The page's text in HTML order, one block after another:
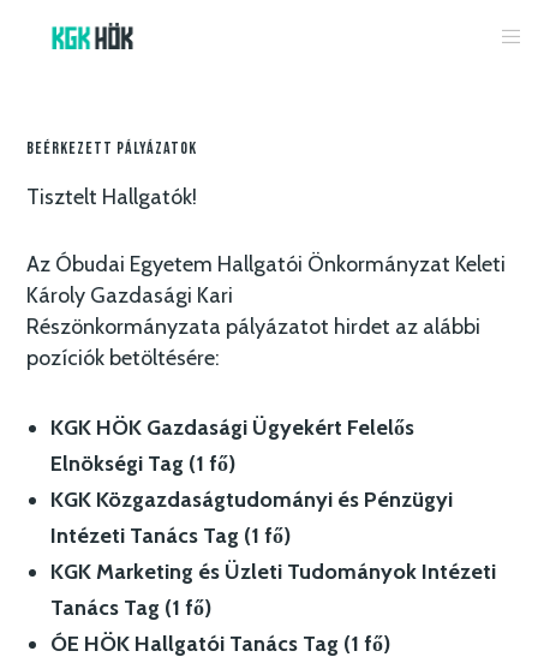
Beérkezett Pályázatok
Tisztelt Hallgatók!
Az Óbudai Egyetem Hallgatói Önkormányzat Keleti
Károly Gazdasági Kari
Részönkormányzata pályázatot hirdet az alábbi
pozíciók betöltésére:
KGK HÖK Gazdasági Ügyekért Felelős
Elnökségi Tag (1 fő)
KGK Közgazdaságtudományi és Pénzügyi
Intézeti Tanács Tag (1 fő)
KGK Marketing és Üzleti Tudományok Intézeti
Tanács Tag (1 fő)
ÓE HÖK Hallgatói Tanács Tag (1 fő)